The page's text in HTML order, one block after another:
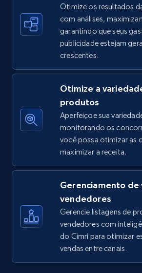
TikTok Shop - Collect TikTok
by keywords search
URL, Title, Available, Description,
price, Final price, Discount
TikTok Shop - discover records
price, Final price, Discount
668+
Amazon sellers info
Otimize os resultados
com análises,
garantindo que seus
publicidade estejam
crescentes.
Otimize a
produtos
Aperfeiçoe sua
monitorando os
você possa otimizar as
maximizar a receita.
Gerenciamento de
vendedores
Gerencie listagens de
vendedores com
do Cimri para otimizar
vendas entre canais.